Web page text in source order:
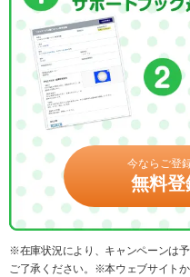
今ならご登
無料登
※在庫状況により、キャンペーンは
ご了承ください。※本ウェブサイト